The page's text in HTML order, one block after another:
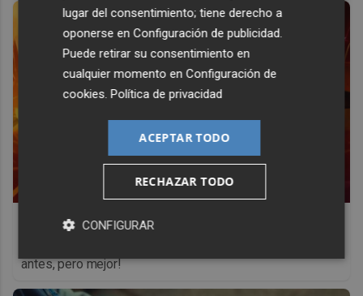
Corepunk MMORPG
antes, pero mejor!
lugar del consentimiento; tiene derecho a
oponerse enConfiguración de publicidad.
Puede retirar su consentimiento en
cualquier momento enConfiguración de
cookies.Política de privacidad
ACEPTAR TODO
RECHAZAR TODO
CONFIGURAR